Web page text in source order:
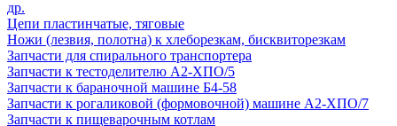
др.
Цепи пластинчатые, тяговые
Ножи (лезвия, полотна) к хлеборезкам, бисквиторезкам
Запчасти для спирального транспортера
Запчасти к тестоделителю А2-ХПО/5
Запчасти к бараночной машине Б4-58
Запчасти к рогаликовой (формовочной) машине А2-ХПО/7
Запчасти к пищеварочным котлам